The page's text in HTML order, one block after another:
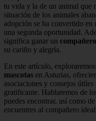
tu vida y la de un animal que
situación de los animales
adopción se ha convertido
una segunda oportunidad.
significa ganar un
su cariño y alegría.
En este artículo,
mascotas en Asturias,
asociaciones y consejos
gratificante. Hablaremos de
puedes encontrar, así como
encuentres al compañero